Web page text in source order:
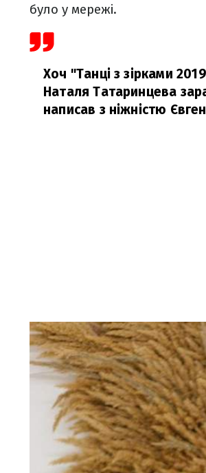
було у мережі.
Хоч "Танці з зірками
Наталя Татаринцева
написав з ніжністю